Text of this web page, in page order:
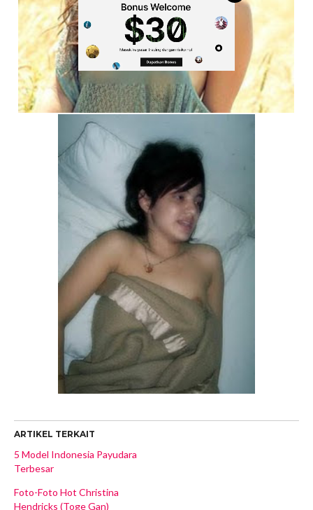
ARTIKEL TERKAIT
5 Model Indonesia Payudara
Terbesar
Foto-Foto Hot Christina
Hendricks (Toge Gan)